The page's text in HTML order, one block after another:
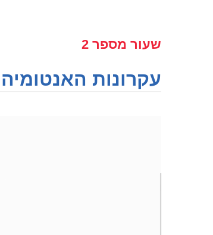
שעור מספר 2
עקרונות האנטומיה